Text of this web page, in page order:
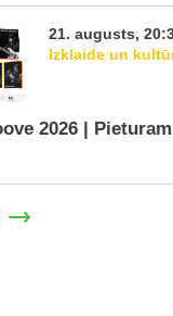
21. augusts,
Izklaide un
2026 |